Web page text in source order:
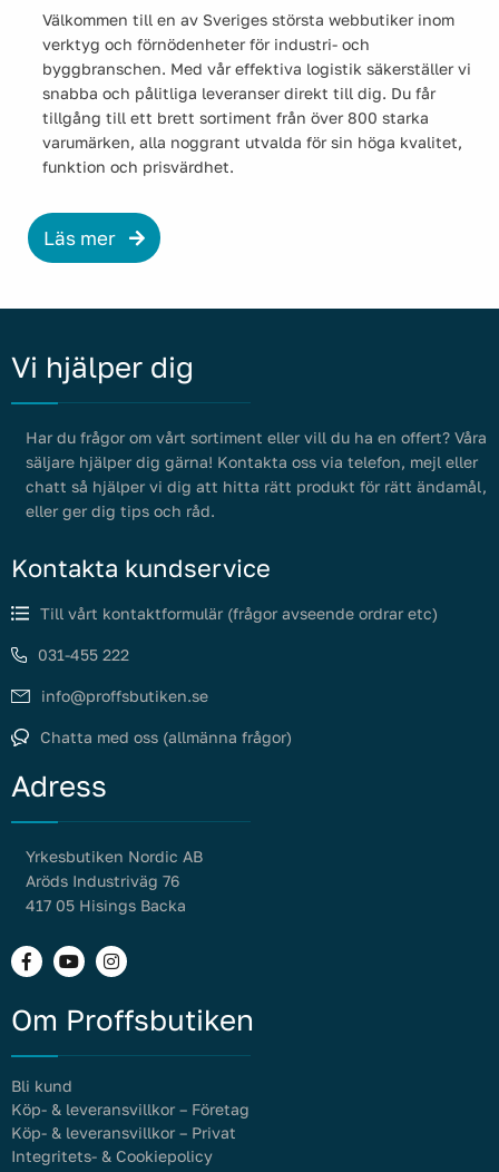
Välkommen till en av Sveriges största webbutiker inom
verktyg och förnödenheter för industri- och
byggbranschen. Med vår effektiva logistik säkerställer vi
snabba och pålitliga leveranser direkt till dig. Du får
tillgång till ett brett sortiment från över 800 starka
varumärken, alla noggrant utvalda för sin höga kvalitet,
funktion och prisvärdhet.
Läs mer
Vi hjälper dig
Har du frågor om vårt sortiment eller vill du ha en offert? Våra
säljare hjälper dig gärna! Kontakta oss via telefon, mejl eller
chatt så hjälper vi dig att hitta rätt produkt för rätt ändamål,
eller ger dig tips och råd.
Kontakta kundservice
Till vårt kontaktformulär (frågor avseende ordrar etc)
031-455 222
info@proffsbutiken.se
Chatta med oss (allmänna frågor)
Adress
Yrkesbutiken Nordic AB
Aröds Industriväg 76
417 05 Hisings Backa
Om Proffsbutiken
Bli kund
Köp- & leveransvillkor – Företag
Köp- & leveransvillkor – Privat
Integritets- & Cookiepolicy